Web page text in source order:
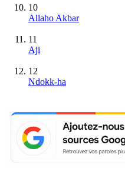
10
Allaho Akbar
11
Aji
12
Ndokk-ha